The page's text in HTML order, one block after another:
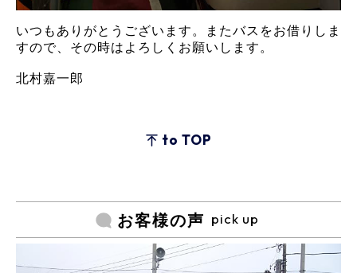
いつもありがとうございます。またバスをお借りしま
すので、その時はよろしくお願いします。
北村嘉一郎
to TOP
お客様の声 pick up